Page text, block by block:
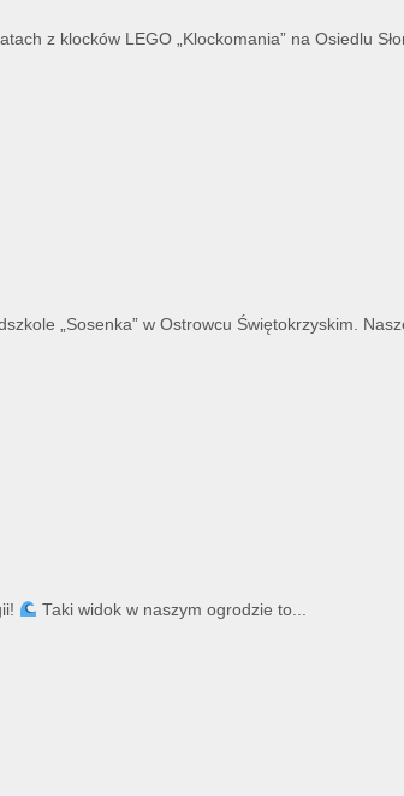
z klocków LEGO „Klockomania” na Osiedlu
„Sosenka” w Ostrowcu Świętokrzyskim.
Taki widok w naszym ogrodzie to...